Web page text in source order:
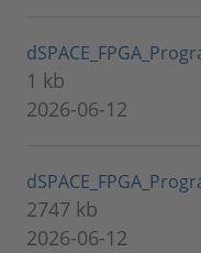
1 kb
2026-06-12
2747 kb
2026-06-12